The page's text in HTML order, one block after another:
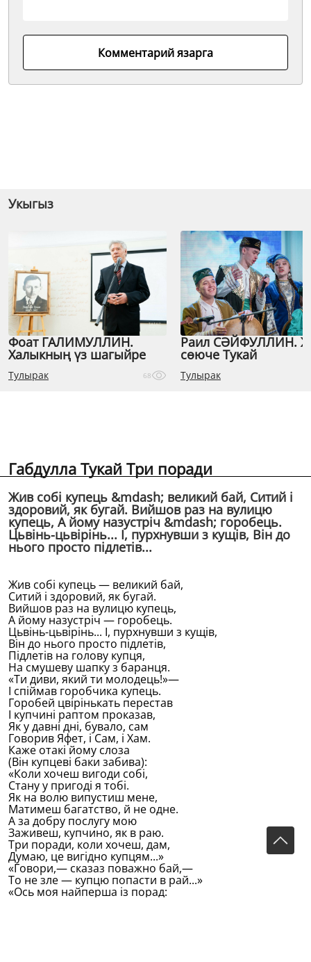
Комментарий язарга
Укыгыз
Фоат ГАЛИМУЛЛИН.
Халыкның үз шагыйре
Тулырак 68
Раил СӘЙФУЛЛИН.
сөюче Тукай
Тулырак
Габдулла Тукай Три поради
Жив собi купець &mdash; великий бай, Ситий i
здоровий, як бугай. Вийшов раз на вулицю
купець, А йому назустрiч &mdash; горобець.
Цьвiнь-цьвiрiнь... I, пурхнувши з кущiв, Вiн до
нього просто пiдлетiв...
Жив собi купець — великий бай,
Ситий i здоровий, як бугай.
Вийшов раз на вулицю купець,
А йому назустрiч — горобець.
Цьвiнь-цьвiрiнь... I, пурхнувши з кущiв,
Вiн до нього просто пiдлетiв,
Пiдлетiв на голову купця,
На смушеву шапку з баранця.
«Ти диви, який ти молодець!»—
I спiймав горобчика купець.
Горобей цвiрiнькать перестав
I купчинi раптом проказав,
Як у давнi днi, бувало, сам
Говорив Яфет, i Сам, i Хам.
Каже отакi йому слоза
(Вiн купцевi баки забива):
«Коли хочеш вигоди собi,
Стану у пригодi я тобi.
Як на волю випустиш мене,
Матимеш багатство, й не одне.
А за добру послугу мою
Заживеш, купчино, як в раю.
Три поради, коли хочеш, дам,
Думаю, це вигiдно купцям...»
«Говори,— сказаз поважно бай,—
То не зле — купцю попасти в рай...»
«Ось моя найперша iз порад: